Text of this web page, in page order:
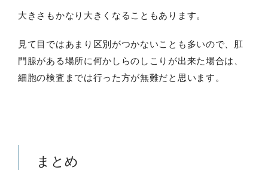
大きさもかなり大きくなることもあります。
見て目ではあまり区別がつかないことも多いので、肛
門腺がある場所に何かしらのしこりが出来た場合は、
細胞の検査までは行った方が無難だと思います。
まとめ